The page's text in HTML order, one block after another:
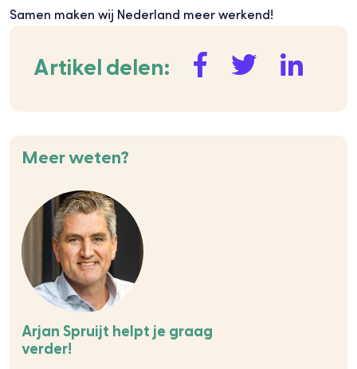
Samen maken wij Nederland meer werkend!
Artikel delen:
Meer weten?
Arjan Spruijt helpt je graag
verder!